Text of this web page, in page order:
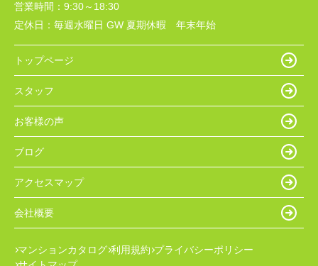
営業時間： 9:30～18:30
定休日： 毎週水曜日 GW 夏期休暇 年末年始
トップページ
スタッフ
お客様の声
ブログ
アクセスマップ
会社概要
マンションカタログ 利用規約 プライバシーポリシー